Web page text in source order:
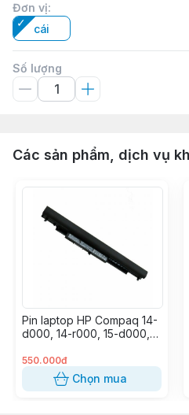
Đơn vị:
cái
Số lượng
Các sản phẩm, dịch vụ
Pin laptop HP Compaq 14-
d000, 14-r000, 15-d000,
r000, 15-s000, CQ14,
CQ15, Probook 240 G2,
OA03 (OA04) (OEM)
550.000đ
Chọn mua